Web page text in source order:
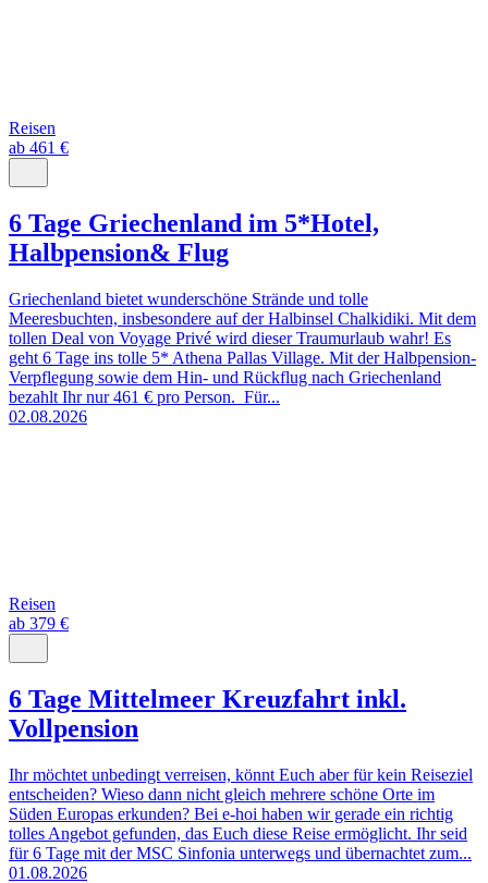
Reisen
ab 461 €
6 Tage Griechenland im 5*Hotel,
Halbpension& Flug
Griechenland bietet wunderschöne Strände und tolle
Meeresbuchten, insbesondere auf der Halbinsel Chalkidiki. Mit dem
tollen Deal von Voyage Privé wird dieser Traumurlaub wahr! Es
geht 6 Tage ins tolle 5* Athena Pallas Village. Mit der Halbpension-
Verpflegung sowie dem Hin- und Rückflug nach Griechenland
bezahlt Ihr nur 461 € pro Person. Für...
02.08.2026
Reisen
ab 379 €
6 Tage Mittelmeer Kreuzfahrt inkl.
Vollpension
Ihr möchtet unbedingt verreisen, könnt Euch aber für kein Reiseziel
entscheiden? Wieso dann nicht gleich mehrere schöne Orte im
Süden Europas erkunden? Bei e-hoi haben wir gerade ein richtig
tolles Angebot gefunden, das Euch diese Reise ermöglicht. Ihr seid
für 6 Tage mit der MSC Sinfonia unterwegs und übernachtet zum...
01.08.2026